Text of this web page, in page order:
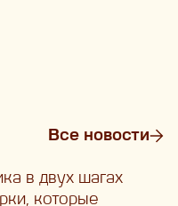
Все новости
в двух шагах
которые